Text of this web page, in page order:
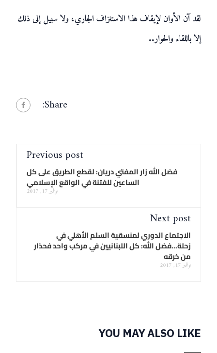
لقد آن الأوان لإيقاف هذا الاستنزاف الجاري، ولا سبيل إلى ذلك
إلا باللقاء والحوار..
Share:
Previous post
فضل الله زار المفتي دريان: لقطع الطريق على كل
الساعين للفتنة في الواقع الإسلامي
نوفمبر 17, 2017
Next post
الاجتماع الدوري لمنسقية السلم الأهلي في
زحلة...فضل الله: كل اللبنانيين في مركب واحد فحذار
من خرقه
نوفمبر 17, 2017
YOU MAY ALSO LIKE